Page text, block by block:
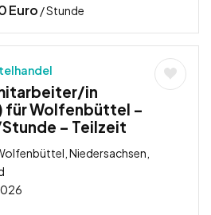
Euro / Stunde
in
Wolfenbüttel –
– Teilzeit
Niedersachsen,